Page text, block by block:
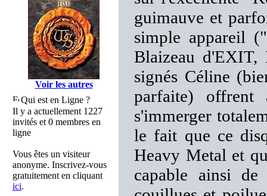
Voir les autres
Qui est en Ligne ?
Il y a actuellement 1227
invités et 0 membres en
ligne
Vous êtes un visiteur
anonyme. Inscrivez-vous
gratuitement en cliquant
ici.
guimauve et
simple appareil
Blaizeau d'EXIT,
signés Céline
parfaite) offrent
s'immerger
le fait que ce
Heavy Metal et
capable ainsi de